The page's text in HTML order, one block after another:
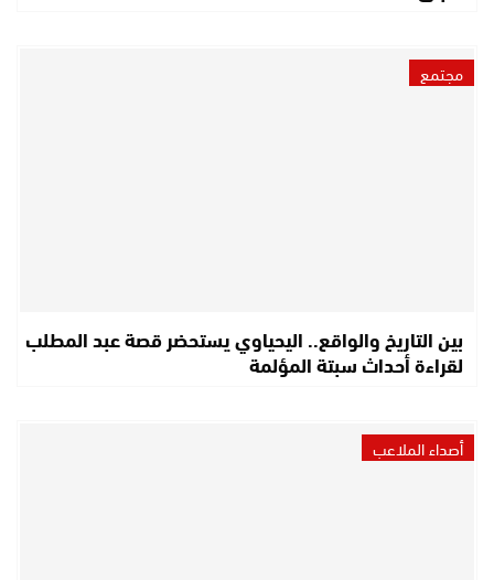
مجتمع
بين التاريخ والواقع.. اليحياوي يستحضر قصة عبد المطلب
لقراءة أحداث سبتة المؤلمة
أصداء الملاعب